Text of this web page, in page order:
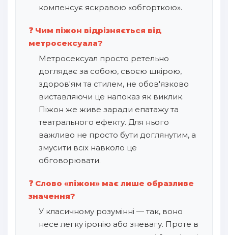
компенсує яскравою «обгорткою».
❓ Чим піжон відрізняється від
метросексуала?
Метросексуал просто ретельно
доглядає за собою, своєю шкірою,
здоров'ям та стилем, не обов'язково
виставляючи це напоказ як виклик.
Піжон же живе заради епатажу та
театрального ефекту. Для нього
важливо не просто бути доглянутим, а
змусити всіх навколо це
обговорювати.
❓ Слово «піжон» має лише образливе
значення?
У класичному розумінні — так, воно
несе легку іронію або зневагу. Проте в